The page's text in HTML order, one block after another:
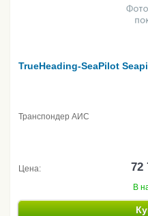
TrueHeading-SeaPilot
Транспондер АИС
Цена: 72
В